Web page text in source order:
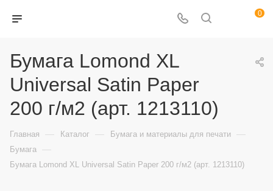
0
Бумага Lomond XL
Universal Satin Paper
200 г/м2 (арт. 1213110)
Главная — Каталог — Бумага и материалы для печати —
Бумага —
Бумага Lomond XL Universal Satin Paper 200 г/м2 (арт. 1213110)